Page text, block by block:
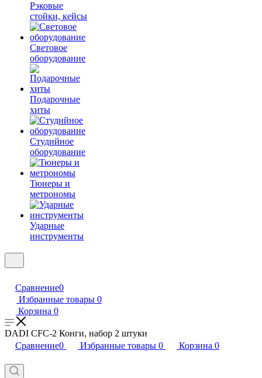
Рэковые
стойки, кейсы
Световое
оборудование
Подарочные
хиты
Студийное
оборудование
Тюнеры и
метрономы
Ударные
инструменты
Сравнение0
Избранные товары 0
Корзина 0
DADI CFC-2 Конги, набор 2 штуки
Сравнение0 Избранные товары 0 Корзина 0